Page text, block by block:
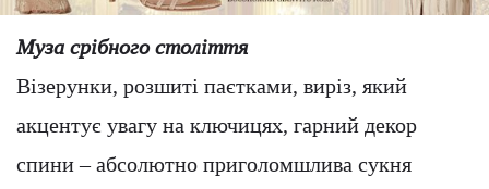
Муза срібного століття
Візерунки, розшиті паєтками, виріз, який
акцентує увагу на ключицях, гарний декор
спини – абсолютно приголомшлива сукня